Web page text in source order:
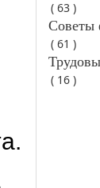
( 63 )
Советы
( 61 )
( 16 )